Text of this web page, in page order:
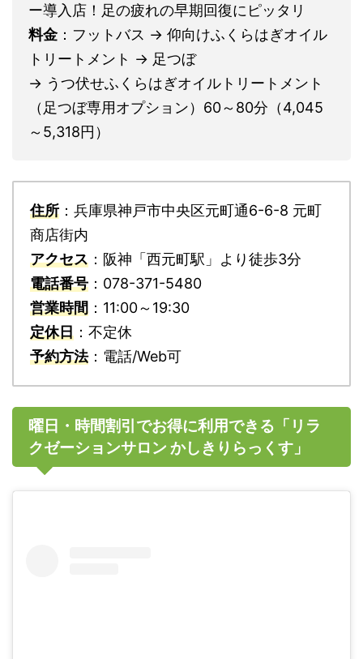
ー導入店！足の疲れの早期回復にピッタリ
料金：フットバス → 仰向けふくらはぎオイル
トリートメント → 足つぼ
→ うつ伏せふくらはぎオイルトリートメント
（足つぼ専用オプション）60～80分（4,045
～5,318円）
住所 ：兵庫県神戸市中央区元町通6-6-8 元町
商店街内
アクセス ：阪神「西元町駅」より徒歩3分
電話番号 ：078-371-5480
営業時間 ：11:00～19:30
定休日 ：不定休
予約方法：電話/Web可
曜日・時間割引でお得に利用できる「リラ
クゼーションサロン かしきりらっくす」